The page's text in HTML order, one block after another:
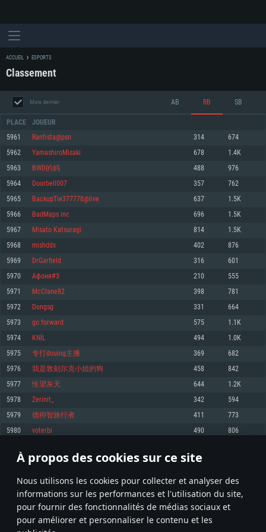
À propos des cookies sur ce site
Nous utilisons les cookies pour collecter et analyser des
informations sur les performances et l'utilisation du site,
pour fournir des fonctionnalités de médias sociaux et
pour améliorer et personnaliser le contenu et les
CONFIGURATION SYSTÈME REQUISE
Minimum
OS: Windows 10 (64 bit)
Processeur: Dual-Core 2.2 GHz
Mémoire: 4 GB
Carte graphique supportant DirectX 11: AMD Radeon 77XX / NVIDIA
GeForce GTX 660. La résolution minimale supportée par le jeu est de 720p
Connection: Connexion Internet à haut débit
Disque dur: 23.1 Go (client minimal)
Recommandée
1060 et plus, Radeon RX 570 et plus.
Disque dur: 75.9 Go (client complet)
Minimum
OS: Mac OS Big Sur 11.0 ou plus récent
Processeur: Core i5, minimum 2.2GHz (Les processeurs Intel Xeon ne sont
pas supportés)
Mémoire: 6 GB
Carte graphique: Intel Iris Pro 5200 (Mac), ou analogue AMD/Nvidia. La
résolution minimale supportée par le jeu est de 720p.
Connection: Connexion Internet à haut débit
Disque dur: 62,2 Go (client minimal)
Recommandée
OS: Mac OS Big Sur 11.0 ou plus récent
Processeur: Core i7 (Les processeurs Intel Xeon ne sont pas supportés)
Mémoire: 8 GB
Carte graphique: Radeon Vega II ou plus avec support de Metal
Disque dur: 62,2 Go (client complet)
Minimum
OS: Les configurations Linux 64 bits les plus modernes
Processeur: Dual-Core 2.4 GHz
Mémoire: 4 GB
Carte graphique: NVIDIA 660 avec les derniers drivers (moins de 6 mois) /
de même pour AMD (La résolution minimale supportée par le jeu est de
720p)
Connection: Connexion Internet à haut débit
Disque dur: 62,2 Go (client minimal)
Recommandée
OS: Ubuntu 20.04 64bit
Processeur: Intel Core i7
Mémoire: 8 GB
Carte graphique: NVIDIA 1060 avec les derniers drivers (moins de 6 mois) /
6 mois et supportant Vulkan
Connection: Connexion Internet à haut débit
Disque dur: 60,2 Go (client complet)
ACCUEIL ESPORTS
Classement
Mois dernier AB RB SB
PLACE JOUEUR
5961 Rantista@psn 314 674
5962 YamashiroMisaki 678 1.4K
5963 BWD的妈 488 976
5964 Doorbell007 357 762
5965 BackupTie377778@live 637 1.5K
5966 BadMaps inc 696 1.5K
5967 Misatо Kаtsuragi 814 1.5K
5968 mishddx 402 876
5969 DrGarfield 316 601
5970 Афоня#3 210 555
5971 McClane82 398 781
5972 Dongsg 331 664
5973 go forward 575 1.1K
5974 KNİL 494 1.0K
5975 专打douing主播 369 682
5976 我是敦刻尔克小姐的狗 458 842
5977 怅望灰天 644 1.2K
5978 Zerinit_ 342 594
5979 德抑智旅行者 411 773
5980 voterbi 490 806
* Classement mis à jour quotidiennement
298 299 300 399